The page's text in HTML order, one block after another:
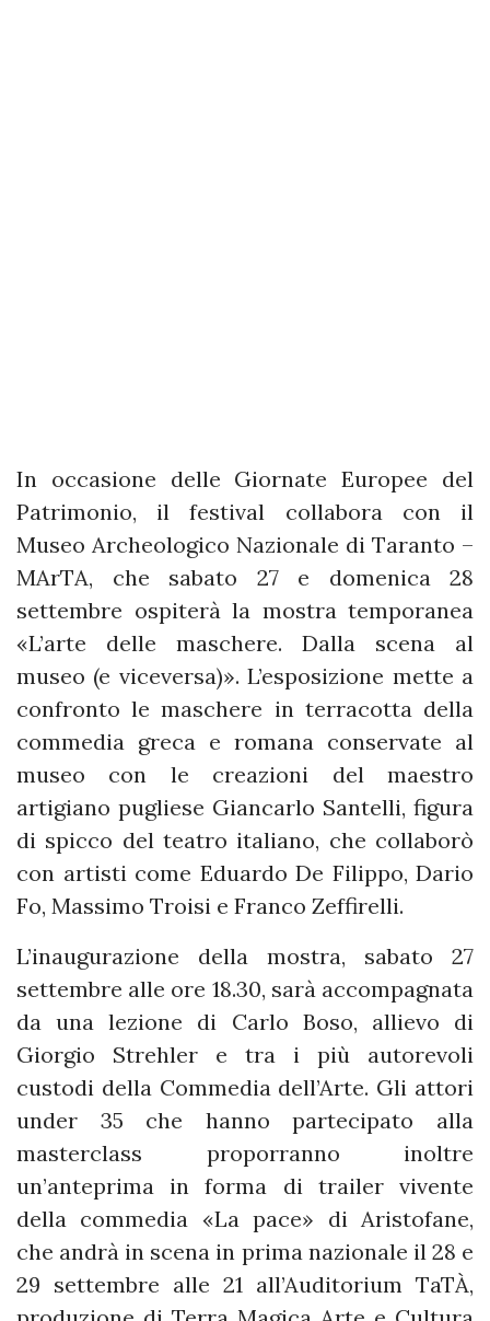
In occasione delle Giornate Europee del
Patrimonio, il festival collabora con il
Museo Archeologico Nazionale di Taranto –
MArTA, che sabato 27 e domenica 28
settembre ospiterà la mostra temporanea
«L’arte delle maschere. Dalla scena al
museo (e viceversa)». L’esposizione mette a
confronto le maschere in terracotta della
commedia greca e romana conservate al
museo con le creazioni del maestro
artigiano pugliese Giancarlo Santelli, figura
di spicco del teatro italiano, che collaborò
con artisti come Eduardo De Filippo, Dario
Fo, Massimo Troisi e Franco Zeffirelli.
L’inaugurazione della mostra, sabato 27
settembre alle ore 18.30, sarà accompagnata
da una lezione di Carlo Boso, allievo di
Giorgio Strehler e tra i più autorevoli
custodi della Commedia dell’Arte. Gli attori
under 35 che hanno partecipato alla
masterclass proporranno inoltre
un’anteprima in forma di trailer vivente
della commedia «La pace» di Aristofane,
che andrà in scena in prima nazionale il 28 e
29 settembre alle 21 all’Auditorium TaTÀ,